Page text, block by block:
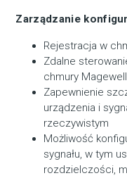
Zarządzanie
Rejestracja w
Zdalne
chmury Magewell
Zapewnienie
urządzenia i
rzeczywistym
Możliwość
sygnału, w tym
rozdzielczości,